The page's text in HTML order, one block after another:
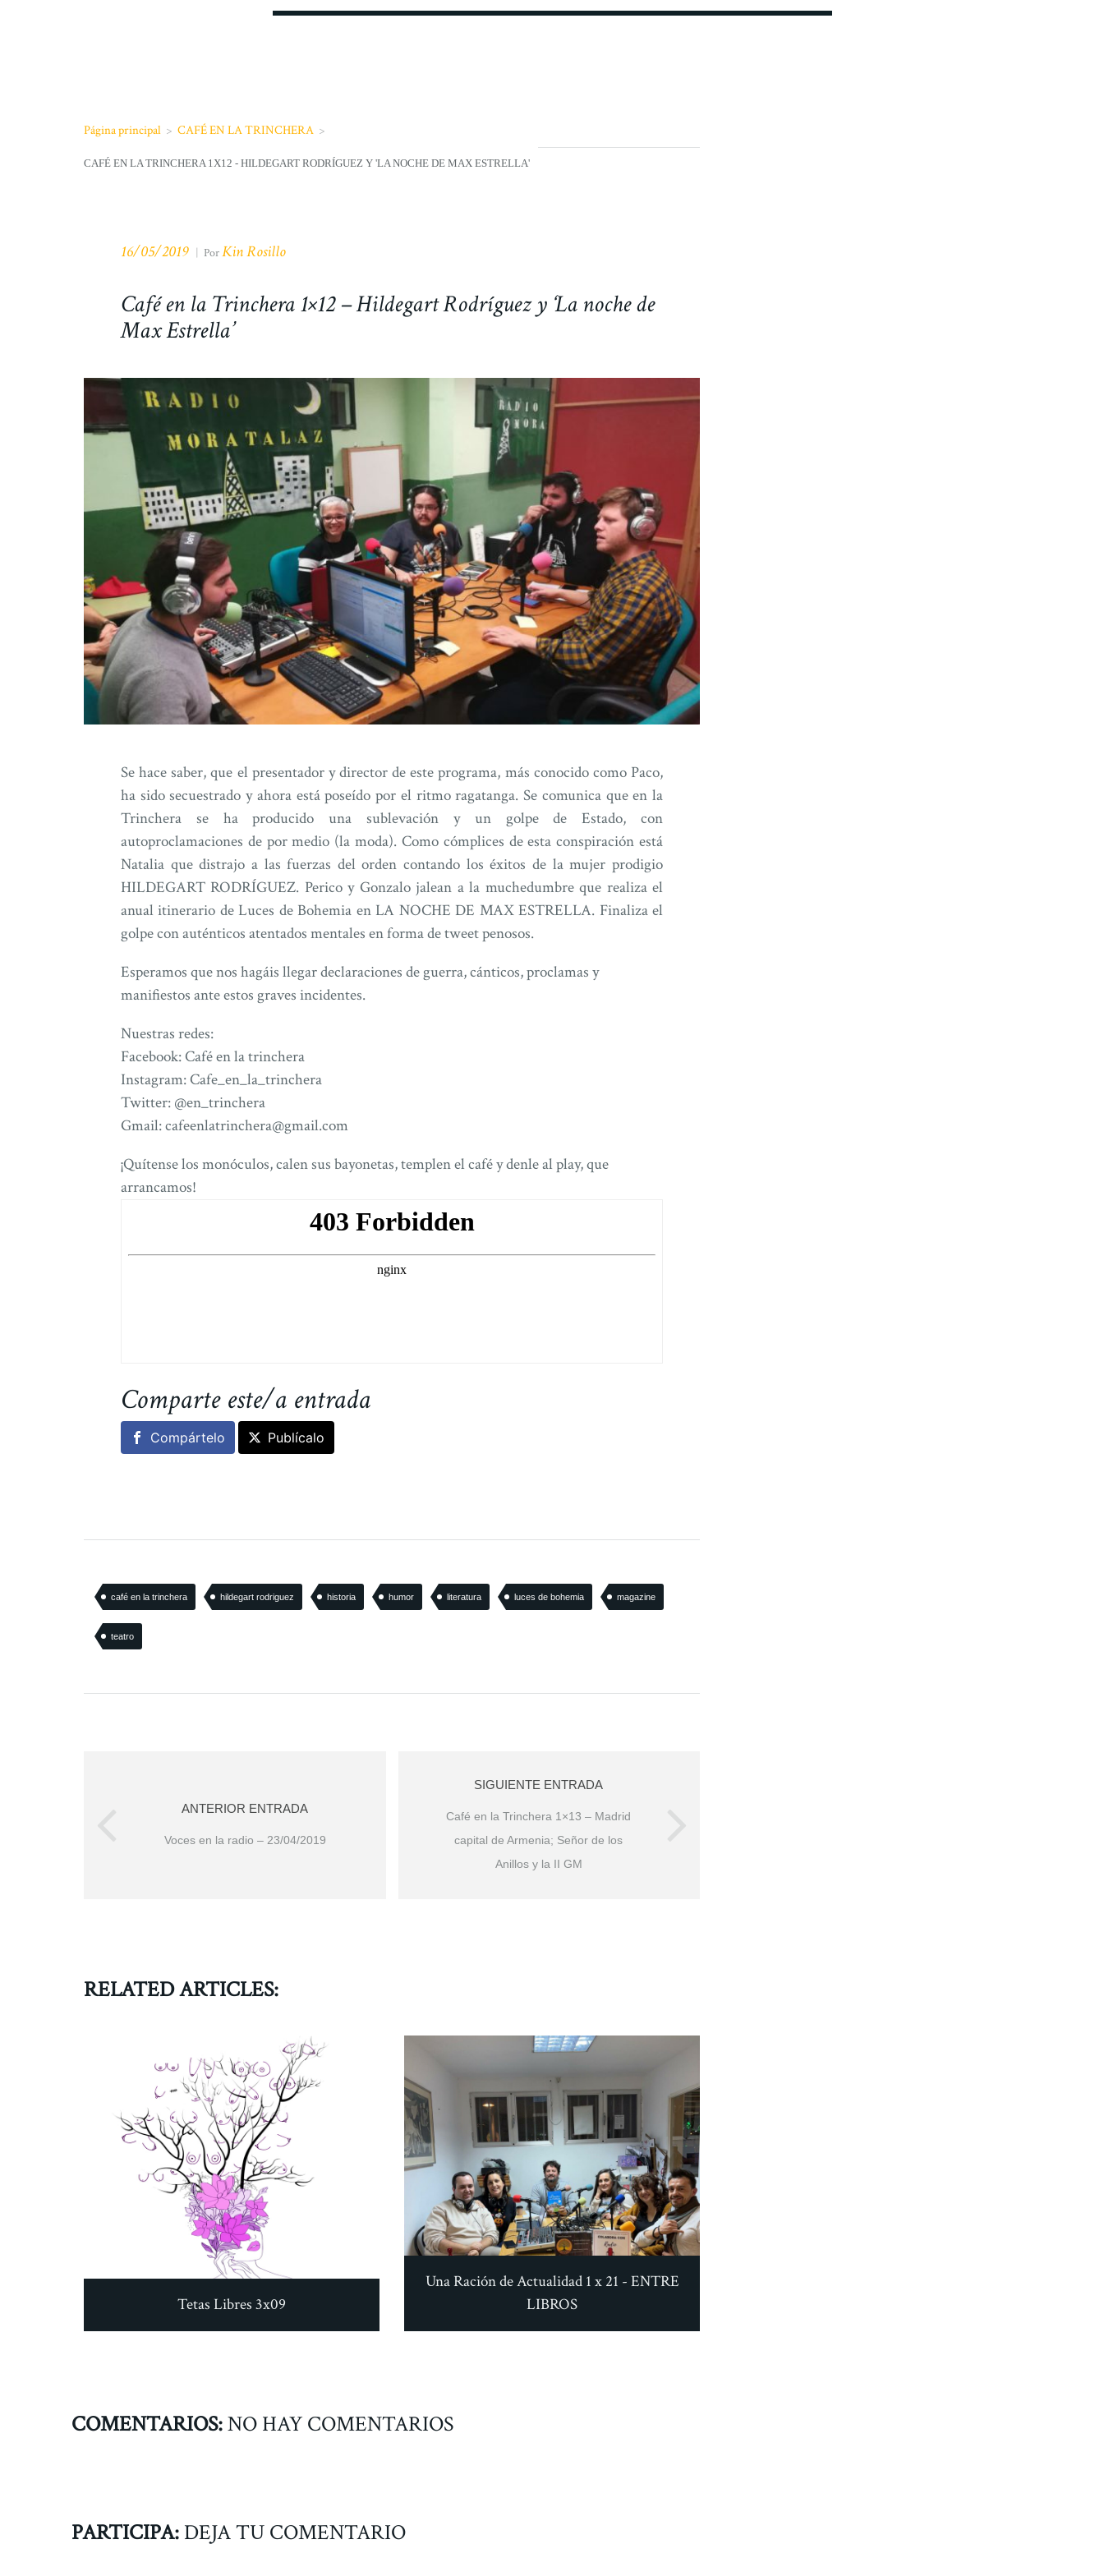
Página principal > CAFÉ EN LA TRINCHERA >
CAFÉ EN LA TRINCHERA 1X12 - HILDEGART RODRÍGUEZ Y 'LA NOCHE DE MAX ESTRELLA'
16/05/2019 | PorKin Rosillo
Café en la Trinchera 1×12 – Hildegart Rodríguez y ‘La noche de
Max Estrella’
Se hace saber, que el presentador y director de este programa, más conocido como Paco,
ha sido secuestrado y ahora está poseído por el ritmo ragatanga. Se comunica que en la
Trinchera se ha producido una sublevación y un golpe de Estado, con
autoproclamaciones de por medio (la moda). Como cómplices de esta conspiración está
Natalia que distrajo a las fuerzas del orden contando los éxitos de la mujer prodigio
HILDEGART RODRÍGUEZ. Perico y Gonzalo jalean a la muchedumbre que realiza el
anual itinerario de Luces de Bohemia en LA NOCHE DE MAX ESTRELLA. Finaliza el
golpe con auténticos atentados mentales en forma de tweet penosos.
Esperamos que nos hagáis llegar declaraciones de guerra, cánticos, proclamas y
manifiestos ante estos graves incidentes.
Nuestras redes:
Facebook: Café en la trinchera
Instagram: Cafe_en_la_trinchera
Twitter: @en_trinchera
Gmail: cafeenlatrinchera@gmail.com
¡Quítense los monóculos, calen sus bayonetas, templen el café y denle al play, que
arrancamos!
Comparte este/a entrada
Compártelo Publícalo
café en la trinchera hildegart rodriguez historia humor literatura luces de bohemia magazine
teatro
ANTERIOR ENTRADA
Voces en la radio – 23/04/2019
SIGUIENTE ENTRADA
Café en la Trinchera 1×13 – Madrid
capital de Armenia; Señor de los
Anillos y la II GM
RELATED ARTICLES:
Tetas Libres 3x09
Una Ración de Actualidad 1 x 21 - ENTRE
LIBROS
COMENTARIOS:NO HAY COMENTARIOS
PARTICIPA: DEJA TU COMENTARIO